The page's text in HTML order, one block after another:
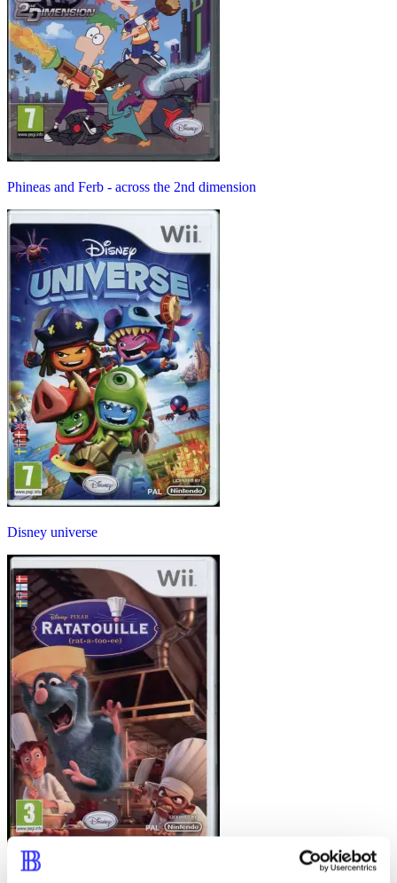
Phineas and Ferb - across the 2nd dimension
Disney universe
Ratatouille